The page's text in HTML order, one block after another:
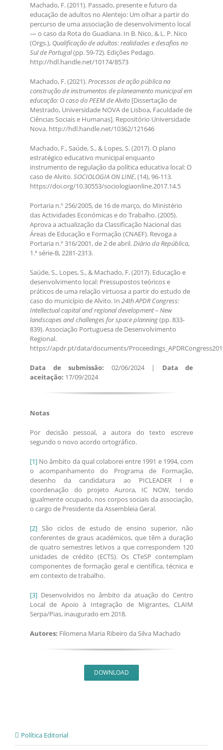
Machado, F. (2011). Passado, presente e futuro da
educação de adultos no Alentejo: Um olhar a partir do
percurso de uma associação de desenvolvimento local
— o caso da Rota do Guadiana. In B. Nico, & L. P. Nico
(Orgs.), Qualificação de adultos: realidades e desafios no
Sul de Portugal(pp. 59-72). Edições Pedago.
http://hdl.handle.net/10174/8573
Machado, F. (2021).Processos de ação pública na
construção de instrumentos de planeamento municipal em
educação: O caso do PEEM de Alvito [Dissertação de
Mestrado, Universidade NOVA de Lisboa, Faculdade de
Ciências Sociais e Humanas]. Repositório Universidade
Nova. http://hdl.handle.net/10362/121646
Machado, F., Saúde, S., & Lopes, S. (2017). O plano
estratégico educativo municipal enquanto
instrumento de regulação da política educativa local: O
caso de Alvito.SOCIOLOGIA ON LINE, (14), 96-113.
https://doi.org/10.30553/sociologiaonline.2017.14.5
Portaria n.º 256/2005, de 16 de março, do Ministério
das Actividades Económicas e do Trabalho. (2005).
Aprova a actualização da Classificação Nacional das
Áreas de Educação e Formação (CNAEF). Revoga a
Portaria n.º 316/2001, de 2 de abril.Diário da República,
1.ª série-B, 2281-2313.
Saúde, S., Lopes, S., & Machado, F. (2017). Educação e
desenvolvimento local: Pressupostos teóricos e
práticos de uma relação virtuosa a partir do estudo de
caso do município de Alvito. In 24th APDR Congress:
Intellectual capital and regional development – New
landscapes and challenges for space planning(pp. 833-
839). Associação Portuguesa de Desenvolvimento
Regional.
https://apdr.pt/data/documents/
Data de submissão: 02/06/2024 | Data de
aceitação: 17/09/2024
Notas
Por decisão pessoal, a autora do texto escreve
segundo o novo acordo ortográfico.
[1] No âmbito da qual colaborei entre 1991 e 1994, com
o acompanhamento do Programa de Formação,
desenho da candidatura ao PICLEADER I e
coordenação do projeto Aurora, IC NOW, tendo
igualmente ocupado, nos corpos sociais da associação,
o cargo de Presidente da Assembleia Geral.
[2] São ciclos de estudo de ensino superior, não
conferentes de graus académicos, que têm a duração
de quatro semestres letivos a que correspondem 120
unidades de crédito (ECTS). Os CTeSP contemplam
componentes de formação geral e científica, técnica e
em contexto de trabalho.
[3] Desenvolvidos no âmbito da atuação do Centro
Local de Apoio à Integração de Migrantes, CLAIM
Serpa/Pias, inaugurado em 2018.
Autores: Filomena Maria Ribeiro da Silva Machado
DOWNLOAD
Política Editorial